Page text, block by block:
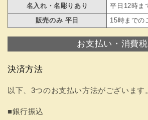
名入れ・名彫りあり
平日12時ま
販売のみ 平日
15時までの
お支払い・消費税
決済方法
以下、3つのお支払い方法がございます。
■銀行振込